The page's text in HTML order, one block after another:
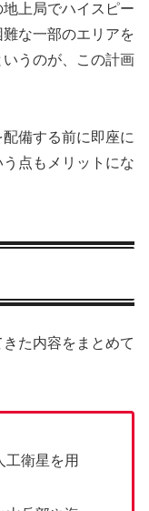
上局でハイスピー
な一部のエリアを
うのが、この計画
備する前に即座に
点もメリットにな
た内容をまとめて
工衛星を用